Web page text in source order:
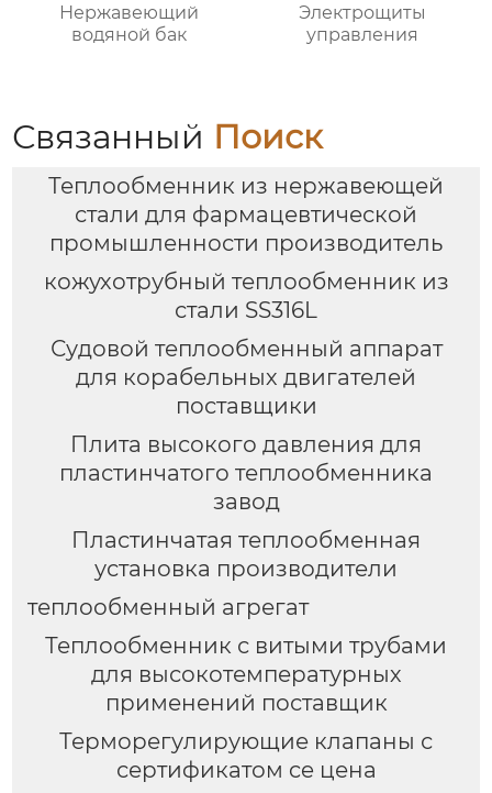
Нержавеющий
водяной бак
Электрощиты
управления
Связанный Поиск
Теплообменник из нержавеющей
стали для фармацевтической
промышленности производитель
кожухотрубный теплообменник из
стали SS316L
Судовой теплообменный аппарат
для корабельных двигателей
поставщики
Плита высокого давления для
пластинчатого теплообменника
завод
Пластинчатая теплообменная
установка производители
теплообменный агрегат
Теплообменник с витыми трубами
для высокотемпературных
применений поставщик
Терморегулирующие клапаны с
сертификатом ce цена